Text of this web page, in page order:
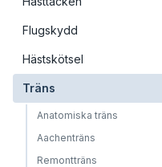
Flugskydd
Hästskötsel
Träns
Anatomiska träns
Aachenträns
Remontträns